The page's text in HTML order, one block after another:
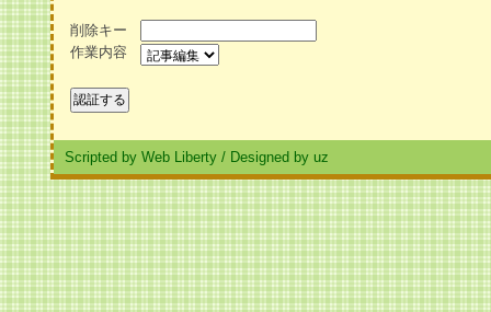
削除キー
作業内容
Scripted by Web Liberty / Designed by uz